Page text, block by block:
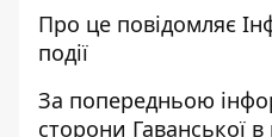
Про це повідомляє
події
За попередньою
сторони Гаванської